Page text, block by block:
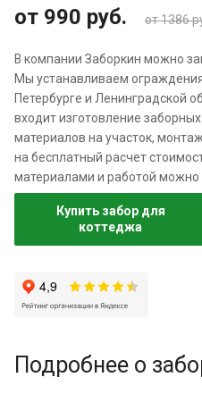
от 990 руб. от 1386
В компании Заборкин можно
Мы устанавливаем
Петербурге и Ленинградской
входит изготовление
материалов на участок,
на бесплатный расчет
материалами и работой
Купить забор для
коттеджа
Подробнее о